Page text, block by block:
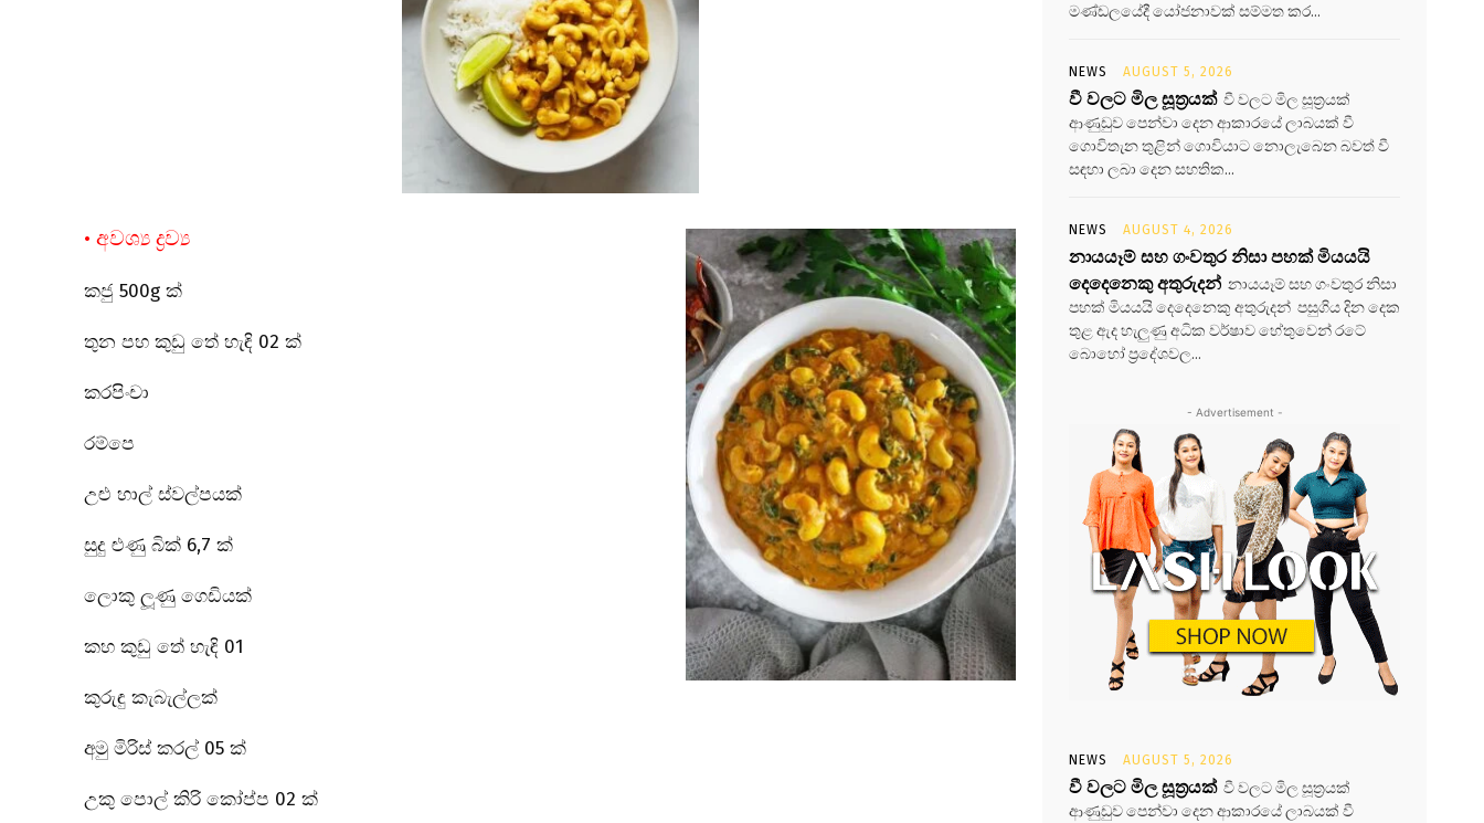
• අවශ්‍ය ද්‍රව්‍ය
කජු 500g ක්
තුන පහ කුඩු තේ හැඳි 02 ක්
කරපිංචා
රම්පෙ
උළු හාල් ස්වල්පයක්
සුදු ළුණු බික් 6,7 ක්
ලොකු ලූණු ගෙඩියක්
කහ කුඩු තේ හැඳි 01
කුරුඳු කැබැල්ලක්
අමු මිරිස් කරල් 05 ක්
උකු පොල් කිරි කෝප්ප 02 ක්
මණ්ඩලයේදී යෝජනාවක් සම්මත කර...
NEWS AUGUST 5, 2026
වී වලට මිල සූත්‍රයක් වී වලට මිල සූත්‍රයක්
ආණුඩුව පෙන්වා දෙන ආකාරයේ ලාබයක් වී
ගොවිතැන තුළින් ගොවියාට නොලැබෙන බවත් වී
සඳහා ලබා දෙන සහතික...
NEWS AUGUST 4, 2026
නායයෑම් සහ ගංවතුර නිසා පහක් මියයයි
දෙදෙනෙකු අතුරුදන් නායයෑම් සහ ගංවතුර නිසා
පහක් මියයයි දෙදෙනෙකු අතුරුදන් පසුගිය දින දෙක
තුළ ඇද හැලුණු අධික වර්ෂාව හේතුවෙන් රටේ
බොහෝ ප්‍රදේශවල...
- Advertisement -
NEWS AUGUST 5, 2026
වී වලට මිල සූත්‍රයක් වී වලට මිල සූත්‍රයක්
ආණුඩුව පෙන්වා දෙන ආකාරයේ ලාබයක් වී